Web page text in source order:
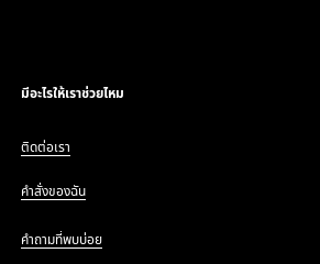
มีอะไรให้เราช่วยไหม
ติดต่อเรา
คำสั่งของฉัน
คำถามที่พบบ่อย